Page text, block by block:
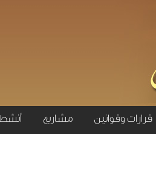
قرارات وقوانين مشاريع